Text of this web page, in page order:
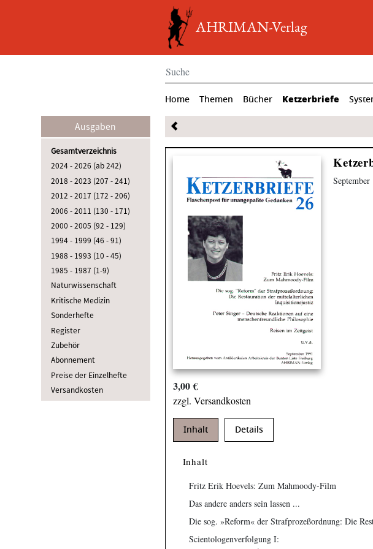
AHRIMAN-Verlag
Home Themen Bücher Ketzerbriefe
Ausgaben
Gesamtverzeichnis
2024 - 2026 (ab 242)
2018 - 2023 (207 - 241)
2012 - 2017 (172 - 206)
2006 - 2011 (130 - 171)
2000 - 2005 (92 - 129)
1994 - 1999 (46 - 91)
1988 - 1993 (10 - 45)
1985 - 1987 (1-9)
Naturwissenschaft
Kritische Medizin
Sonderhefte
Register
Zubehör
Abonnement
Preise der Einzelhefte
Versandkosten
3,00 €
zzgl. Versandkosten
September
Inhalt Details
Inhalt
Fritz Erik Hoevels: Zum Mahmoody-Film
Das andere anders sein lassen ...
Die sog. »Reform« der Strafprozeßordnung: Die
Scientologenverfolgung I: